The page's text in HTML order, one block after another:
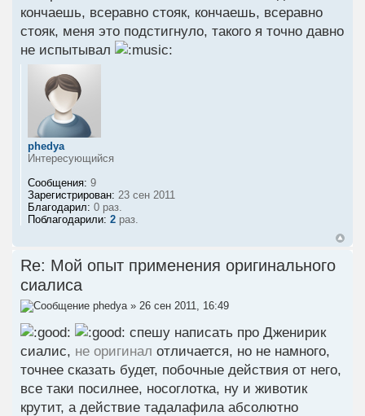
кончаешь, всеравно стояк, кончаешь, всеравно
стояк, меня это подстигнуло, такого я точно давно
не испытывал
phedya
Интересующийся
Сообщения: 9
Зарегистрирован: 23 сен 2011
Благодарил: 0 раз.
Поблагодарили: 2 раз.
Re: Мой опыт применения оригинального
сиалиса
phedya » 26 сен 2011, 16:49
спешу написать про Дженирик
сиалис, не оригинал отличается, но не намного,
точнее сказать будет, побочные действия от него,
все таки посилнее, носоглотка, ну и животик
крутит, а действие тадалафила абсолютно